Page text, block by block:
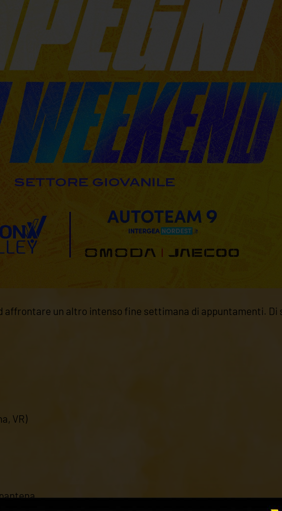
affrontare un altro intenso fine settimana di appuntamenti. Di
VR)